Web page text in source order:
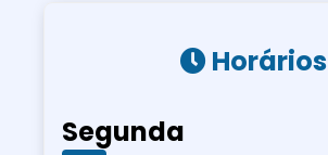
Horários
Segunda